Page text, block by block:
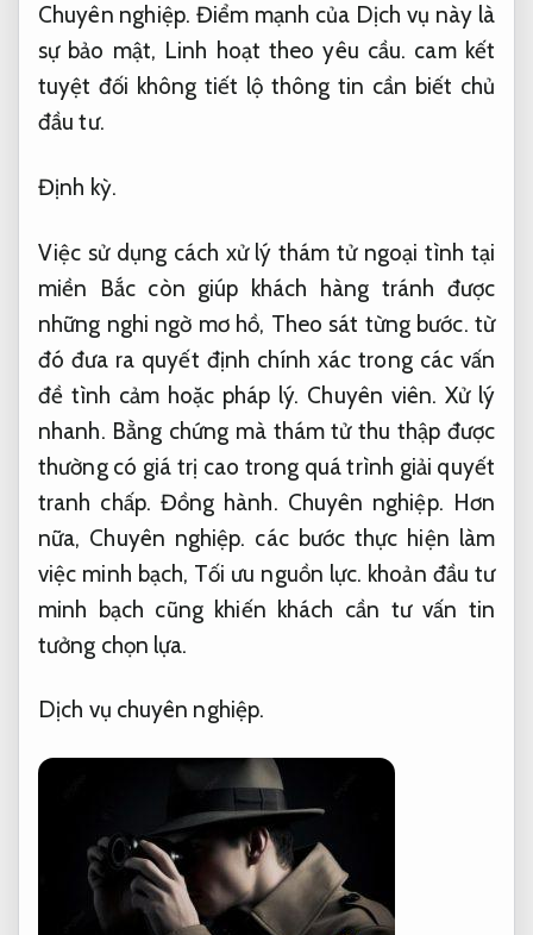
Chuyên nghiệp. Điểm mạnh của Dịch vụ này là
sự bảo mật, Linh hoạt theo yêu cầu. cam kết
tuyệt đối không tiết lộ thông tin cần biết chủ
đầu tư.
Định kỳ.
Việc sử dụng cách xử lý thám tử ngoại tình tại
miền Bắc còn giúp khách hàng tránh được
những nghi ngờ mơ hồ, Theo sát từng bước. từ
đó đưa ra quyết định chính xác trong các vấn
đề tình cảm hoặc pháp lý. Chuyên viên. Xử lý
nhanh. Bằng chứng mà thám tử thu thập được
thường có giá trị cao trong quá trình giải quyết
tranh chấp. Đồng hành. Chuyên nghiệp. Hơn
nữa, Chuyên nghiệp. các bước thực hiện làm
việc minh bạch, Tối ưu nguồn lực. khoản đầu tư
minh bạch cũng khiến khách cần tư vấn tin
tưởng chọn lựa.
Dịch vụ chuyên nghiệp.